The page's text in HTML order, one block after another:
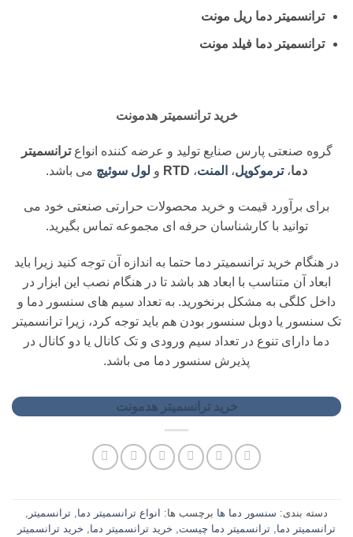
ترانسمیتر دما ریل مونت
ترانسمیتر دما فیلد مونت
خرید ترانسمیتر هدمونت
گروه صنعتی پارس صنایع تولید و عرضه کننده انواعترانسمیتر
دما،ترموکوپل، المنت، RTD و لول سوئیچ می باشد.
برای برآورد قیمت و خرید محصولات حرارتی صنعتی خود می
توانید با کارشناسان حرفه ای مجموعه تماس بگیرید.
در هنگام خرید ترانسمیتر دما حتما به اندازه آن توجه کنید زیرا باید
ابعاد آن متناسب با ابعاد هد باشد تا در هنگام نصب این ابزار در
داخل کلگی به مشکل برنخورید. به تعداد سیم های سنسور دما و
تک سنسور یا دوبل سنسور بودن هم باید توجه کرد، زیرا ترانسمیتر
دما دارای تنوع در تعداد سیم ورودی و تک کانال یا دو کانال در
پذیرش سنسور دما می باشد.
خرید ترانسمیتر هدمونت
دسته بندی: سنسور دما ها برچسب ها: انواع ترانسمیتر دما ترانسمیتر
ترانسمیتر دما ترانسمیتر دما چیست خرید ترانسمیتر دما
خرید ترانسمیتر